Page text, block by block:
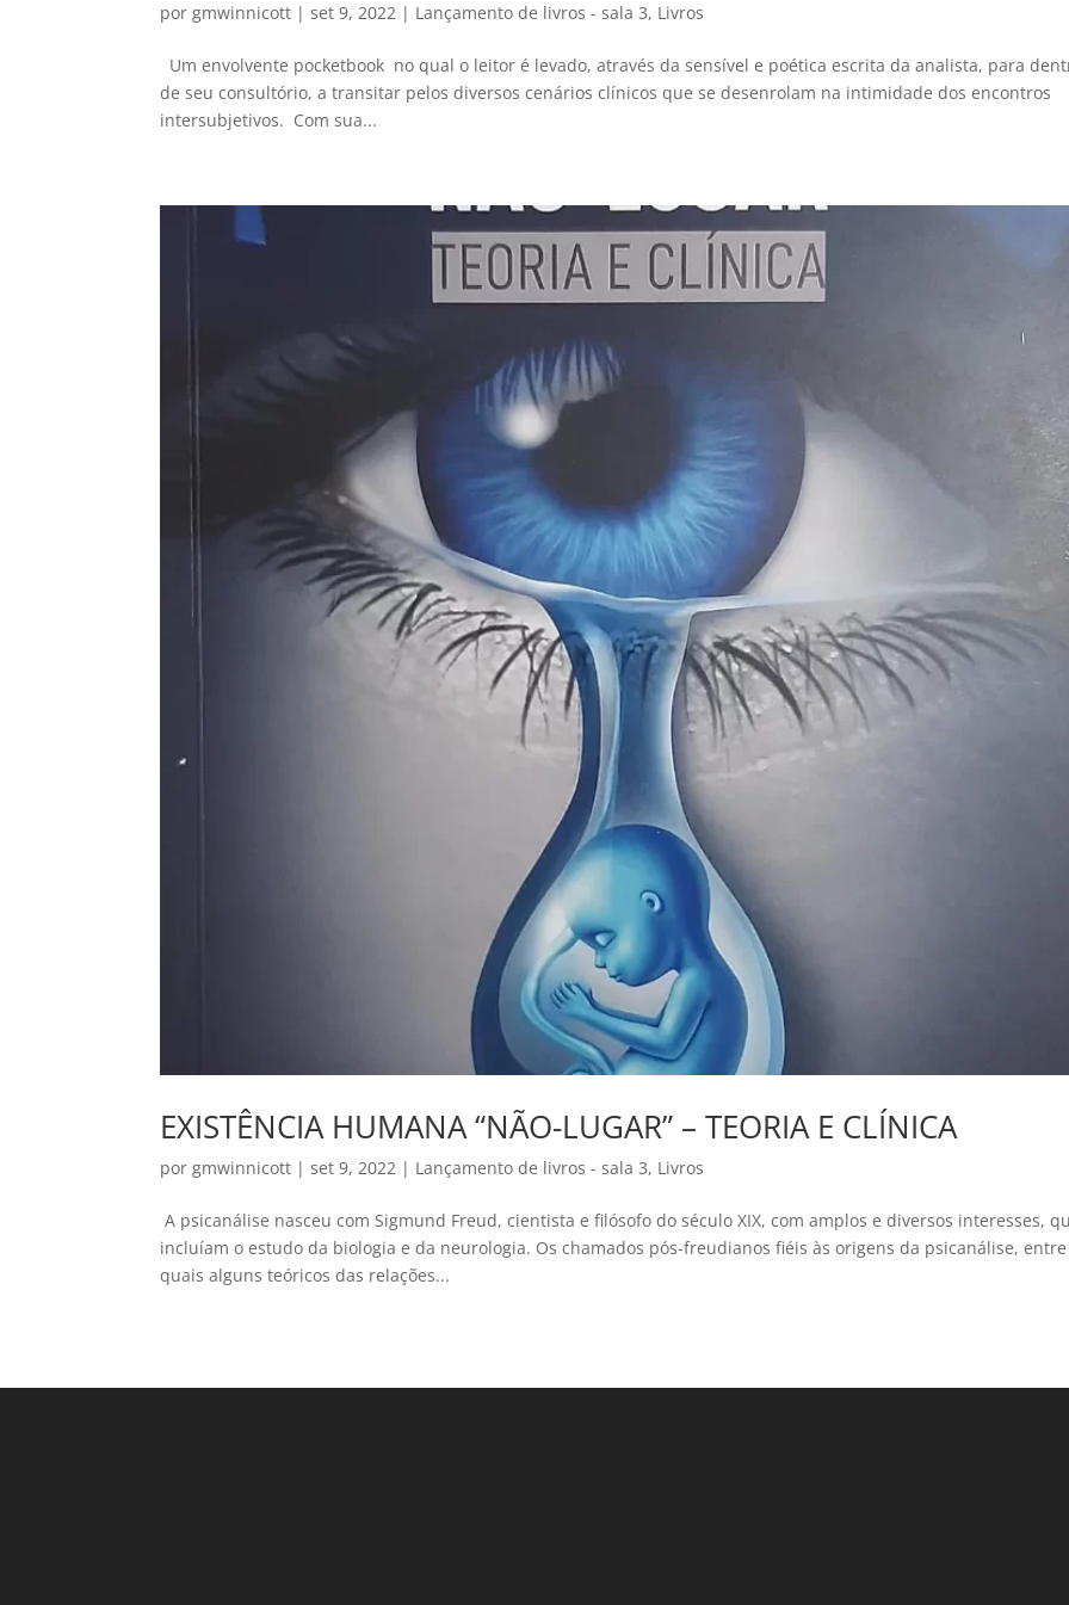
porgmwinnicott |set 9, 2022 | Lançamento de livros - sala 3, Livros
Um envolvente pocketbook no qual o leitor é levado, através da sensível e poética escrita da analista, para
de seu consultório, a transitar pelos diversos cenários clínicos que se desenrolam na intimidade dos encontros
intersubjetivos. Com sua...
EXISTÊNCIA HUMANA “NÃO-LUGAR” – TEORIA E CLÍNICA
porgmwinnicott |set 9, 2022 | Lançamento de livros - sala 3, Livros
A psicanálise nasceu com Sigmund Freud, cientista e filósofo do século XIX, com amplos e diversos interesses,
incluíam o estudo da biologia e da neurologia. Os chamados pós-freudianos fiéis às origens da psicanálise,
quais alguns teóricos das relações...